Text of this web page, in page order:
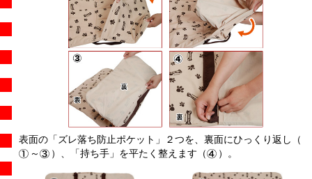
表面の「ズレ落ち防止ポケット」２つを、裏面にひっくり返し（
～
）、「持ち手」を平たく整えます（ ）。